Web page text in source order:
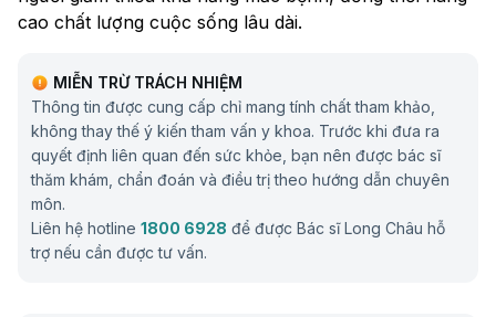
cao chất lượng cuộc sống lâu dài.
MIỄN TRỪ TRÁCH NHIỆM
Thông tin được cung cấp chỉ mang tính chất tham khảo,
không thay thế ý kiến tham vấn y khoa. Trước khi đưa ra
quyết định liên quan đến sức khỏe, bạn nên được bác sĩ
thăm khám, chẩn đoán và điều trị theo hướng dẫn chuyên
môn.
Liên hệ hotline 1800 6928 để được Bác sĩ Long Châu hỗ
trợ nếu cần được tư vấn.